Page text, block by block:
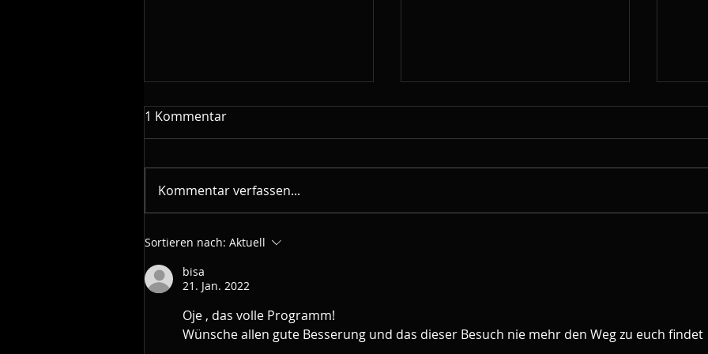
Die Kraft des gemeinsamen
erleben wir gleichzeitig eine
große Sehnsucht nach
Gemeinschaft. Dies wird gerade
ersichtlich. Menschen suchen
Orte, an
1 Kommentar
Kommentar verfassen...
Sortieren nach: Aktuell
bisa
21. Jan. 2022
Oje , das volle Programm!
Wünsche allen gute Besserung und das dieser Besuch nie mehr den Weg zu euch findet